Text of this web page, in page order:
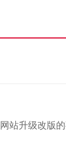
站升级改版